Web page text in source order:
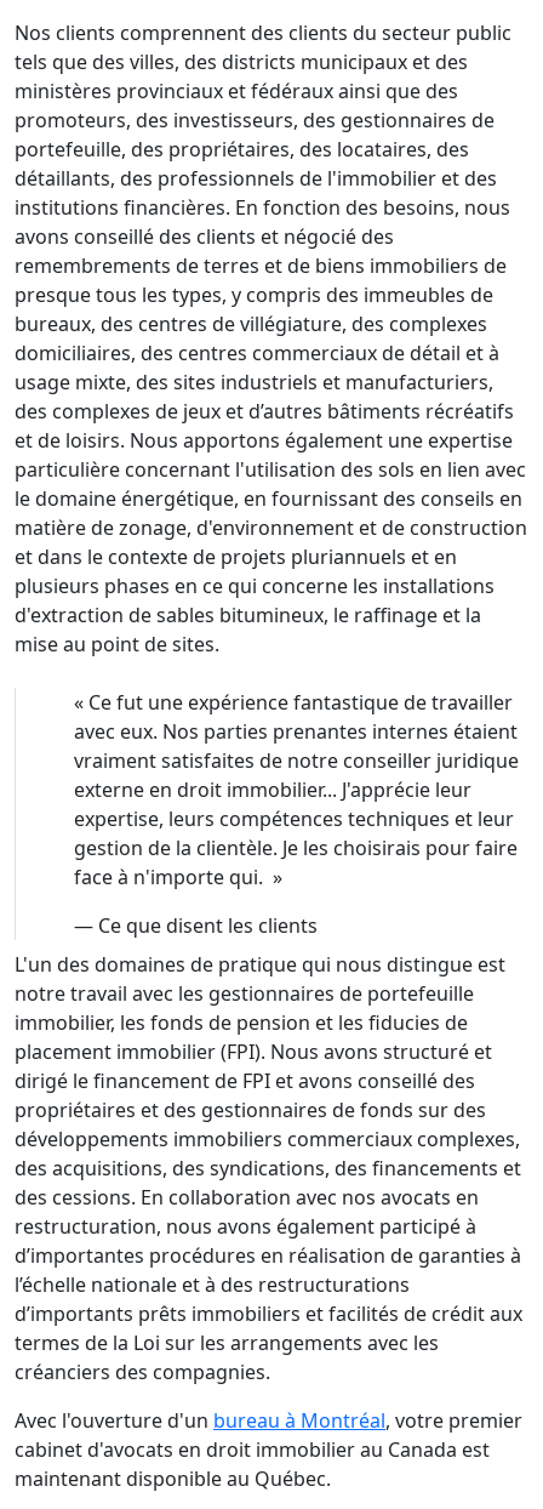
Nos clients comprennent des clients du secteur public
tels que des villes, des districts municipaux et des
ministères provinciaux et fédéraux ainsi que des
promoteurs, des investisseurs, des gestionnaires de
portefeuille, des propriétaires, des locataires, des
détaillants, des professionnels de l'immobilier et des
institutions financières. En fonction des besoins, nous
avons conseillé des clients et négocié des
remembrements de terres et de biens immobiliers de
presque tous les types, y compris des immeubles de
bureaux, des centres de villégiature, des complexes
domiciliaires, des centres commerciaux de détail et à
usage mixte, des sites industriels et manufacturiers,
des complexes de jeux et d’autres bâtiments récréatifs
et de loisirs. Nous apportons également une expertise
particulière concernant l'utilisation des sols en lien avec
le domaine énergétique, en fournissant des conseils en
matière de zonage, d'environnement et de construction
et dans le contexte de projets pluriannuels et en
plusieurs phases en ce qui concerne les installations
d'extraction de sables bitumineux, le raffinage et la
mise au point de sites.
« Ce fut une expérience fantastique de travailler
avec eux. Nos parties prenantes internes étaient
vraiment satisfaites de notre conseiller juridique
externe en droit immobilier... J'apprécie leur
expertise, leurs compétences techniques et leur
gestion de la clientèle. Je les choisirais pour faire
face à n'importe qui. »
— Ce que disent les clients
L'un des domaines de pratique qui nous distingue est
notre travail avec les gestionnaires de portefeuille
immobilier, les fonds de pension et les fiducies de
placement immobilier (FPI). Nous avons structuré et
dirigé le financement de FPI et avons conseillé des
propriétaires et des gestionnaires de fonds sur des
développements immobiliers commerciaux complexes,
des acquisitions, des syndications, des financements et
des cessions. En collaboration avec nos avocats en
restructuration, nous avons également participé à
d’importantes procédures en réalisation de garanties à
l’échelle nationale et à des restructurations
d’importants prêts immobiliers et facilités de crédit aux
termes de la Loi sur les arrangements avec les
créanciers des compagnies.
Avec l'ouverture d'un bureau à Montréal, votre premier
cabinet d'avocats en droit immobilier au Canada est
maintenant disponible au Québec.